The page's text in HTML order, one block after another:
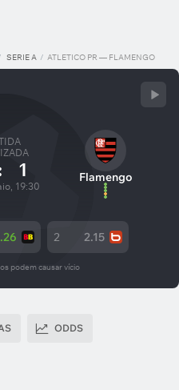
SERIE A ATLETICO PR — FLAMENGO
1
19:30
Flamengo
2 2.15
podem causar vício
ODDS